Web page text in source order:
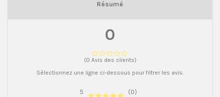
Résumé
0
(0 Avis des clients)
Sélectionnez une ligne ci-dessous pour filtrer les avis.
5
(0)